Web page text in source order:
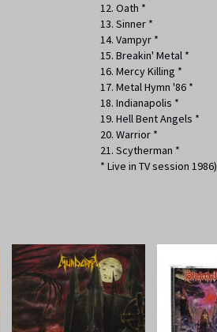
12. Oath *
13. Sinner *
14. Vampyr *
15. Breakin' Metal *
16. Mercy Killing *
17. Metal Hymn '86 *
18. Indianapolis *
19. Hell Bent Angels *
20. Warrior *
21. Scytherman *
* Live in TV session 1986)